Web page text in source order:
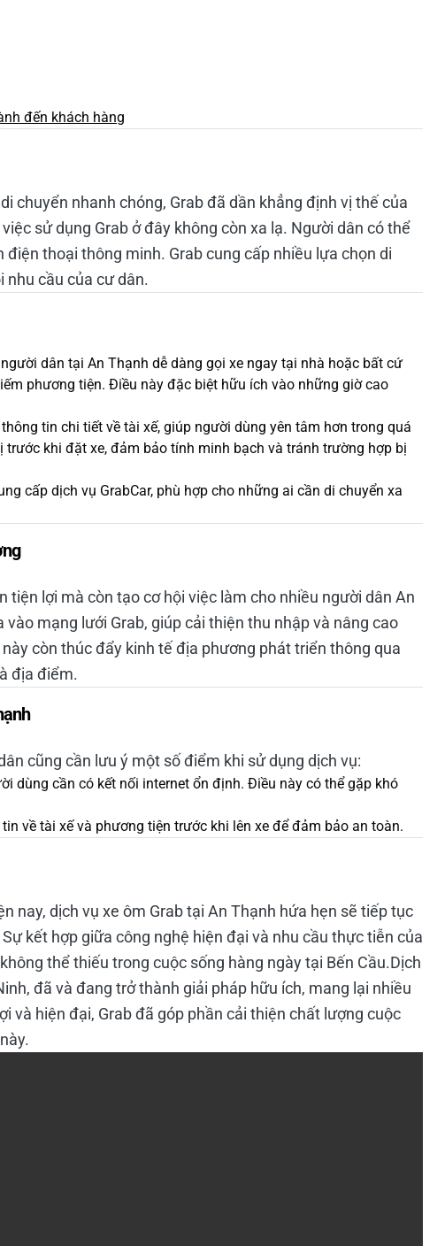
đến khách hàng
chuyển nhanh chóng, Grab đã dần khẳng định vị thế của
sử dụng Grab ở đây không còn xa lạ. Người dân có thể
thoại thông minh. Grab cung cấp nhiều lựa chọn di
nhu cầu của cư dân.
dân tại An Thạnh dễ dàng gọi xe ngay tại nhà hoặc bất cứ
phương tiện. Điều này đặc biệt hữu ích vào những giờ cao
tin chi tiết về tài xế, giúp người dùng yên tâm hơn trong quá
khi đặt xe, đảm bảo tính minh bạch và tránh trường hợp bị
cấp dịch vụ GrabCar, phù hợp cho những ai cần di chuyển xa
tiện lợi mà còn tạo cơ hội việc làm cho nhiều người dân An
mạng lưới Grab, giúp cải thiện thu nhập và nâng cao
còn thúc đẩy kinh tế địa phương phát triển thông qua
địa điểm.
cũng cần lưu ý một số điểm khi sử dụng dịch vụ:
dùng cần có kết nối internet ổn định. Điều này có thể gặp khó
về tài xế và phương tiện trước khi lên xe để đảm bảo an toàn.
nay, dịch vụ xe ôm Grab tại An Thạnh hứa hẹn sẽ tiếp tục
kết hợp giữa công nghệ hiện đại và nhu cầu thực tiễn của
thể thiếu trong cuộc sống hàng ngày tại Bến Cầu.Dịch
đã và đang trở thành giải pháp hữu ích, mang lại nhiều
và hiện đại, Grab đã góp phần cải thiện chất lượng cuộc